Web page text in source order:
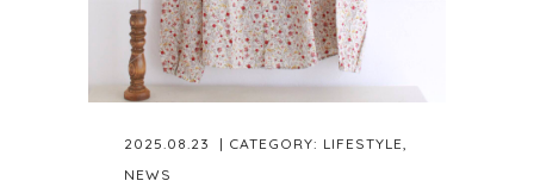
2025.08.23 | CATEGORY: LIFESTYLE,
NEWS